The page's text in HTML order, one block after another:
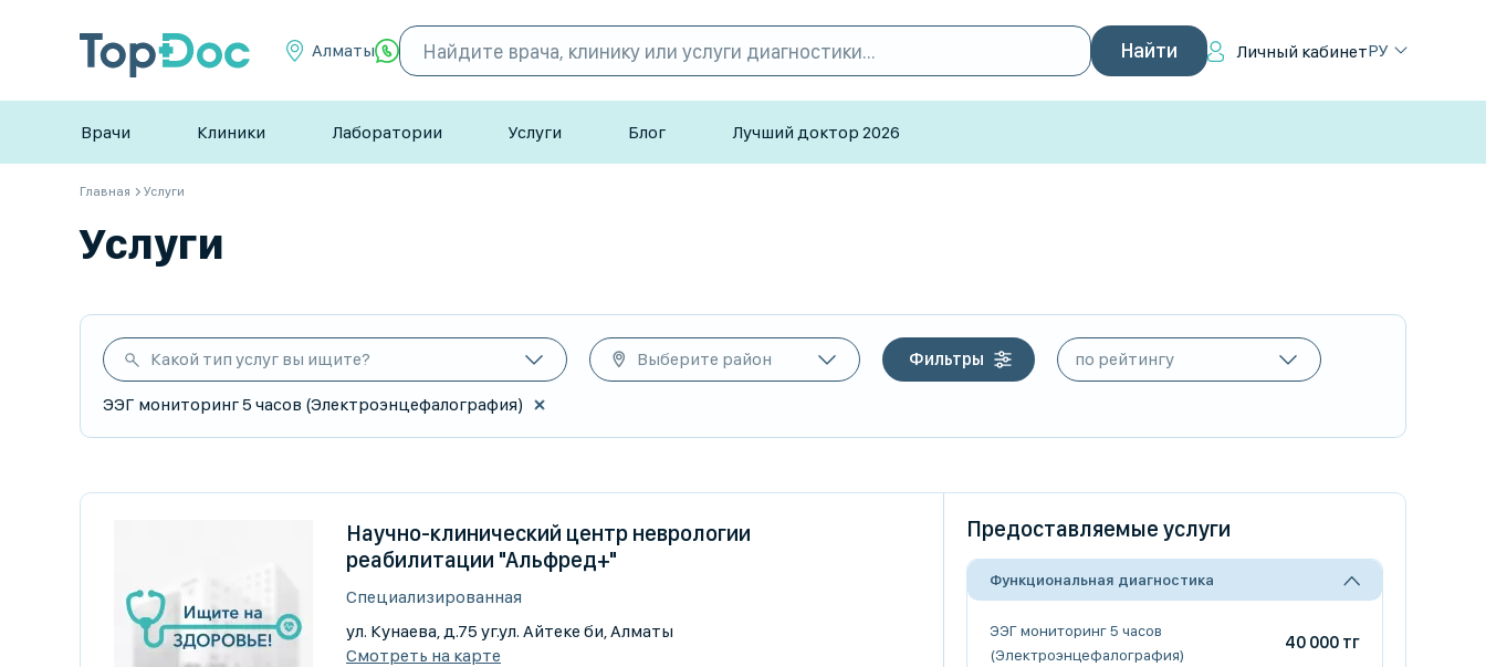
Алматы Личный кабинетРУ
Врачи Клиники Лаборатории Услуги Блог Лучший доктор 2026
Главная Услуги
Услуги
Какой тип услуг вы ищите?
ЭЭГ мониторинг 5 часов (Электроэнцефалография)
Выберите район Фильтры
Научно-клинический центр неврологии
реабилитации "Альфред+"
Специализированная
ул. Кунаева, д.75 уг.ул. Айтеке би, Алматы
Смотреть на карте
Предоставляемые услуги
Функциональная диагностика
ЭЭГ мониторинг 5 часов
(Электроэнцефалография)
40 000 тг